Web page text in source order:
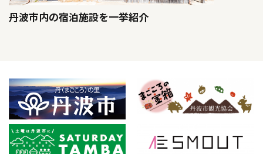
丹波市内の宿泊施設を一挙紹介